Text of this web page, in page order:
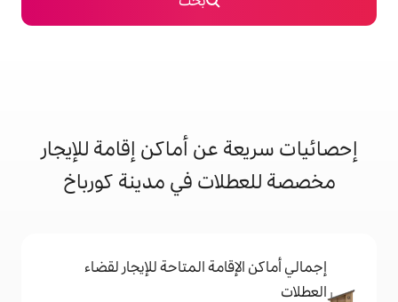
عن أماكن إقامة للإيجار
في مدينة كورباخ
المتاحة للإيجار لقضاء